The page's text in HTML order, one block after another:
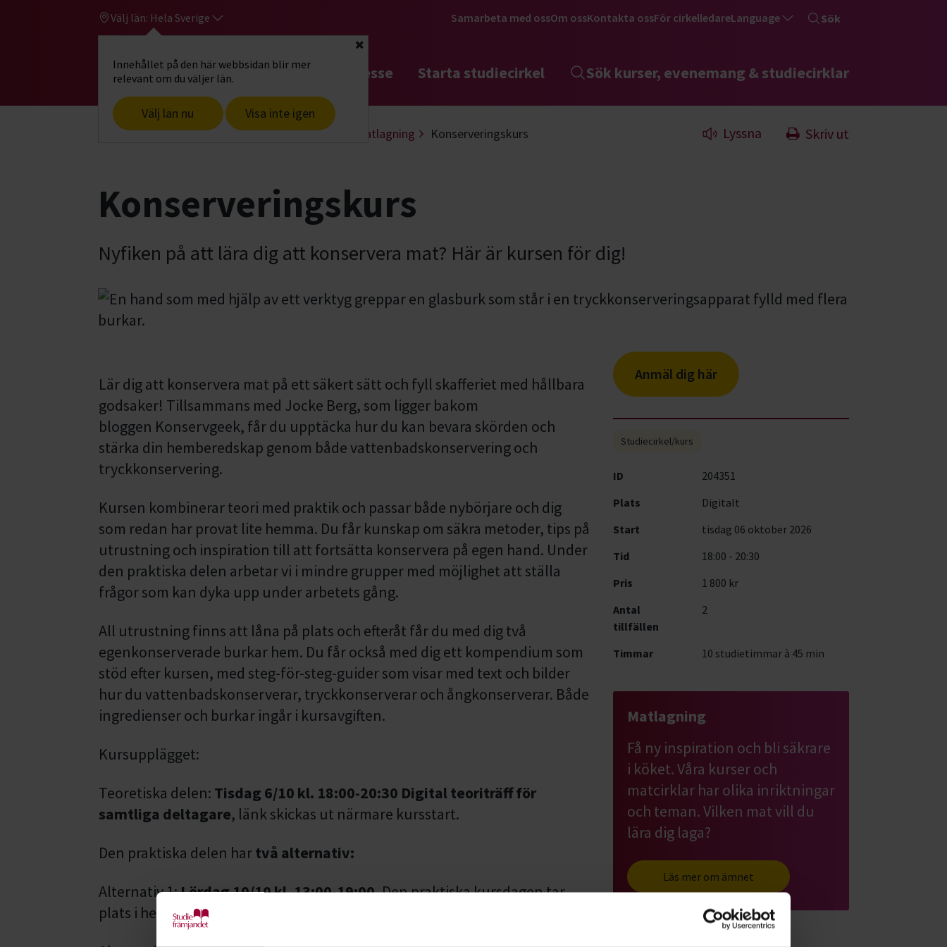
Välj län: Hela Sverige
Innehållet på den här webbsidan blir mer
relevant om du väljer län.
Välj län nu Visa inte igen
Stäng
Samarbeta med ossOm ossKontakta ossFör cirkelledareLanguage Sök
Gå till studiefrämjandets startsidaHitta intresse Starta studiecirkel Sök kurser, evenemang & studiecirklar
Start Hitta intresse Mat, hem & trädgård Matlagning Konserveringskurs Lyssna Skriv ut
Konserveringskurs
Nyfiken på att lära dig att konservera mat? Här är kursen för dig!
Lär dig att konservera mat på ett säkert sätt och fyll skafferiet med hållbara
godsaker! Tillsammans med Jocke Berg, som ligger bakom
bloggen Konservgeek, får du upptäcka hur du kan bevara skörden och
stärka din hemberedskap genom både vattenbadskonservering och
tryckkonservering.
Kursen kombinerar teori med praktik och passar både nybörjare och dig
som redan har provat lite hemma. Du får kunskap om säkra metoder, tips på
utrustning och inspiration till att fortsätta konservera på egen hand. Under
den praktiska delen arbetar vi i mindre grupper med möjlighet att ställa
frågor som kan dyka upp under arbetets gång.
All utrustning finns att låna på plats och efteråt får du med dig två
egenkonserverade burkar hem. Du får också med dig ett kompendium som
stöd efter kursen, med steg-för-steg-guider som visar med text och bilder
hur du vattenbadskonserverar, tryckkonserverar och ångkonserverar. Både
ingredienser och burkar ingår i kursavgiften.
Kursupplägget:
Teoretiska delen: Tisdag 6/10 kl. 18:00-20:30 Digital teoriträff för
samtliga deltagare, länk skickas ut närmare kursstart.
Den praktiska delen hartvå alternativ:
Alternativ 1:Lördag 10/10 kl. 13:00-19:00.Den praktiska kursdagen tar
plats i hemkunskapssalen på
Anmäl dig här
Studiecirkel/kurs
ID
204351
Plats
Digitalt
Start
tisdag 06 oktober 2026
Tid
18:00 - 20:30
Pris
1 800 kr
Antal
tillfällen
2
Timmar 10 studietimmar à 45 min
Matlagning
Få ny inspiration och bli säkrare
i köket. Våra kurser och
matcirklar har olika inriktningar
och teman. Vilken mat vill du
lära dig laga?
Läs mer om ämnet